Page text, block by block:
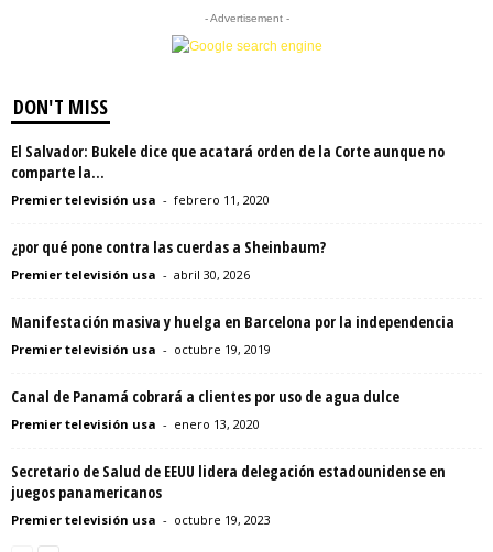
- Advertisement -
DON'T MISS
El Salvador: Bukele dice que acatará orden de la Corte aunque no
comparte la...
Premier televisión usa - febrero 11, 2020
¿por qué pone contra las cuerdas a Sheinbaum?
Premier televisión usa - abril 30, 2026
Manifestación masiva y huelga en Barcelona por la independencia
Premier televisión usa - octubre 19, 2019
Canal de Panamá cobrará a clientes por uso de agua dulce
Premier televisión usa - enero 13, 2020
Secretario de Salud de EEUU lidera delegación estadounidense en
juegos panamericanos
Premier televisión usa - octubre 19, 2023